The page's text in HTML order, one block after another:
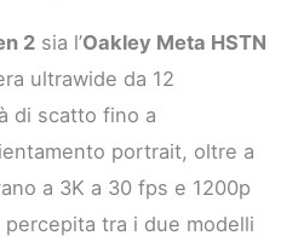
2 sia l’Oakley Meta HSTN
ultrawide da 12
di scatto fino a
portrait, oltre a
a 3K a 30 fps e 1200p
tra i due modelli